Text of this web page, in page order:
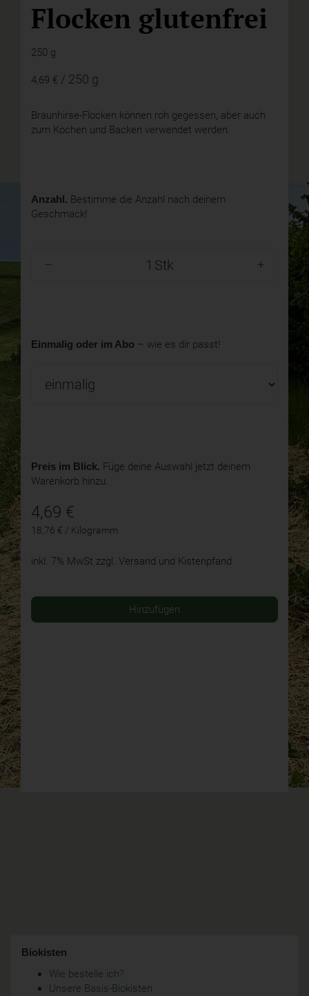
Flocken glutenfrei
250 g
4,69 € / 250 g
Braunhirse-Flocken können roh gegessen, aber auch
zum Kochen und Backen verwendet werden.
Anzahl. Bestimme die Anzahl nach deinem
Geschmack!
Stk
Einmalig oder im Abo – wie es dir passt!
Preis im Blick. Füge deine Auswahl jetzt deinem
Warenkorb hinzu.
4,69 €
18,76 € / Kilogramm
inkl. 7% MwSt zzgl. Versand und Kistenpfand
Hinzufügen
Biokisten
Wie bestelle ich?
Unsere Basis-Biokisten